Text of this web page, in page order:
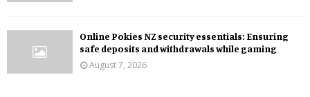
Online Pokies NZ security essentials: Ensuring
safe deposits and withdrawals while gaming
August 7, 2026